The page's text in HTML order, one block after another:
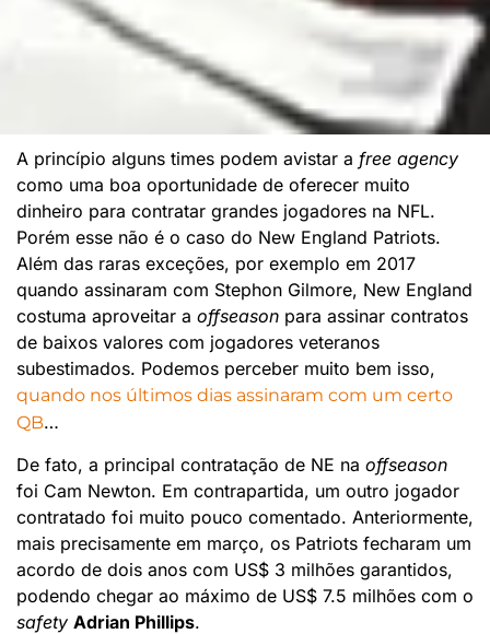
A princípio alguns times podem avistar a free agency
como uma boa oportunidade de oferecer muito
dinheiro para contratar grandes jogadores na NFL.
Porém esse não é o caso do New England Patriots.
Além das raras exceções, por exemplo em 2017
quando assinaram com Stephon Gilmore, New England
costuma aproveitar a offseason para assinar contratos
de baixos valores com jogadores veteranos
subestimados. Podemos perceber muito bem isso,
quando nos últimos dias assinaram com um certo
QB…
De fato, a principal contratação de NE na offseason
foi Cam Newton. Em contrapartida, um outro jogador
contratado foi muito pouco comentado. Anteriormente,
mais precisamente em março, os Patriots fecharam um
acordo de dois anos com US$ 3 milhões garantidos,
podendo chegar ao máximo de US$ 7.5 milhões com o
safety Adrian Phillips.